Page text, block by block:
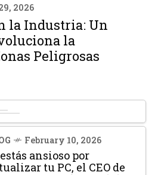
2026
la Industria: Un
la
Peligrosas
February 10, 2026
ansioso por
tu PC, el CEO de